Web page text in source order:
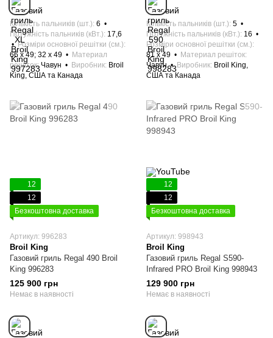
Кількість пальників (шт.) 6
Потужність пальників (кВт.) 17,6
Розміри основної решітки (см.)
66 х 49; 32 х 49
Материал
решіток Чавун Виробник Broil
King, США та Канада
Кількість пальників (шт.) 5
Потужність пальників (кВт.) 16
Розміри основної решітки (см.)
81 х 49
Материал решіток
Чавун
Виробник Broil King,
США та Канада
12
12
Безкоштовна доставка
Артикул: 996283
Broil King
Газовий гриль Regal 490 Broil
King 996283
125 900 грн
Немає в наявності
12
12
Безкоштовна доставка
Артикул: 998943
Broil King
Газовий гриль Regal S590-
Infrared PRO Broil King 998943
129 900 грн
Немає в наявності